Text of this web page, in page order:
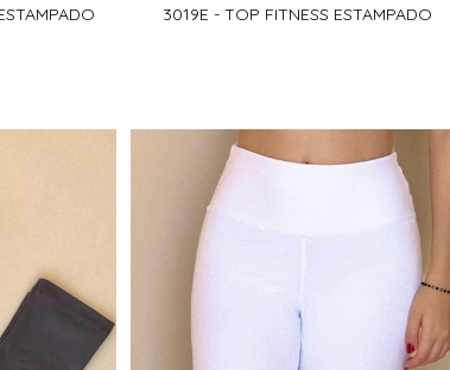
3019E - TOP FITNESS ESTAMPADO